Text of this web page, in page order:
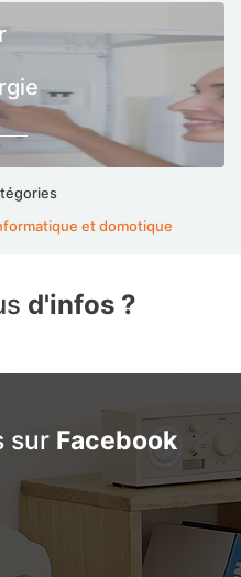
et domotique
d'infos ?
sur Facebook